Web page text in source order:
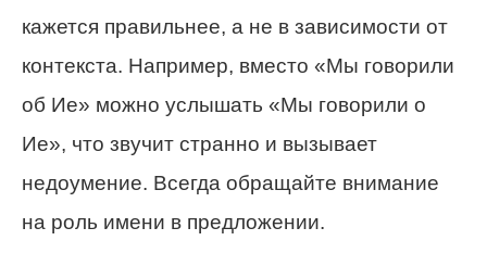
кажется правильнее, а не в зависимости от
контекста. Например, вместо «Мы говорили
об Ие» можно услышать «Мы говорили о
Ие», что звучит странно и вызывает
недоумение. Всегда обращайте внимание
на роль имени в предложении.